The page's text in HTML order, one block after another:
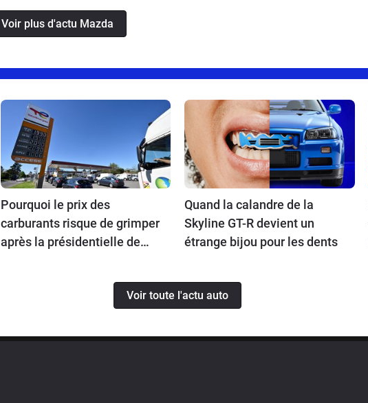
Voir plus d'actu Mazda
Pourquoi le prix des
carburants risque de grimper
après la présidentielle de
Quand la calandre de la
Skyline GT-R devient un
étrange bijou pour les dents
Voir toute l'actu auto